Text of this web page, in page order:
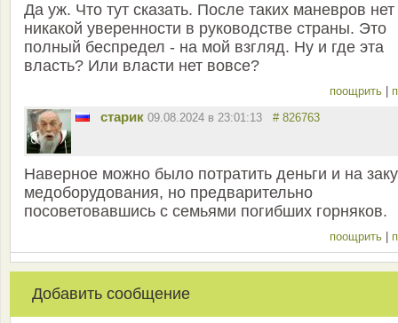
Да уж. Что тут сказать. После таких маневров нет
никакой уверенности в руководстве страны. Это
полный беспредел - на мой взгляд. Ну и где эта
власть? Или власти нет вовсе?
поощрить
старик 09.08.2024 в 23:01:13 # 826763
Наверное можно было потратить деньги и на
медоборудования, но предварительно
посоветовавшись с семьями погибших горняков.
поощрить
Добавить сообщение